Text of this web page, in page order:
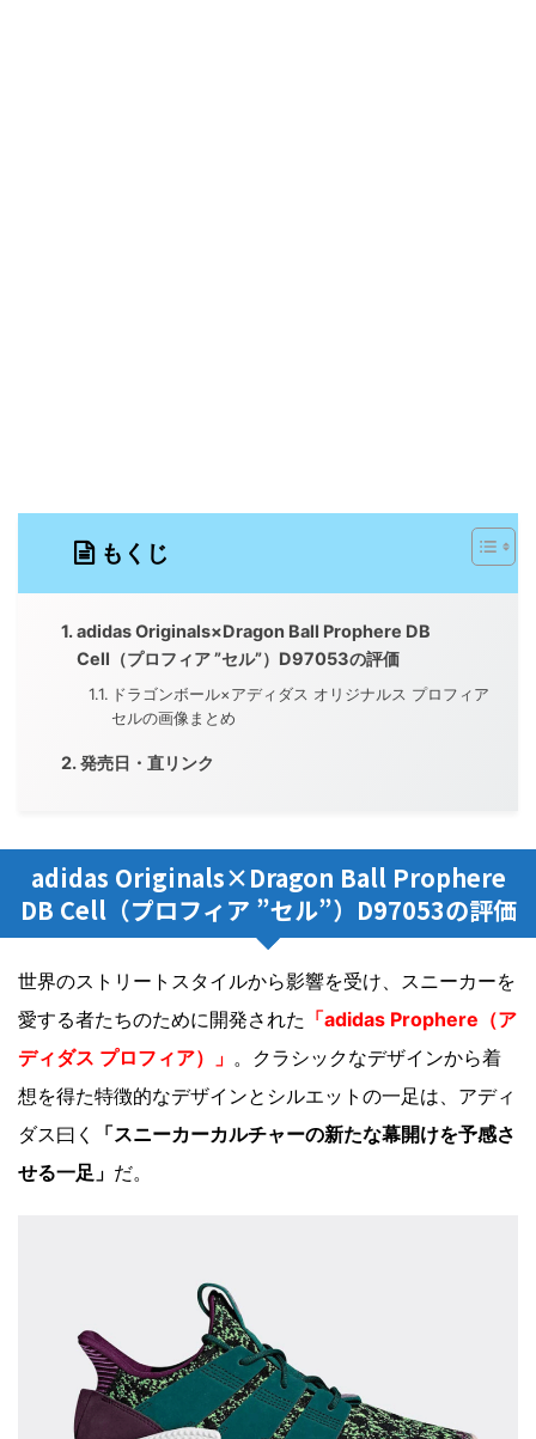
もくじ
adidas Originals×Dragon Ball Prophere DB
Cell（プロフィア ”セル”）D97053の評価
ドラゴンボール×アディダス オリジナルス プロフィア
セルの画像まとめ
発売日・直リンク
adidas Originals×Dragon Ball Prophere
DB Cell（プロフィア ”セル”）D97053の評価
世界のストリートスタイルから影響を受け、スニーカーを
愛する者たちのために開発された 「adidas Prophere（ア
ディダス プロフィア）」 。クラシックなデザインから着
想を得た特徴的なデザインとシルエットの一足は、アディ
ダス曰く
「スニーカーカルチャーの新たな幕開けを予感さ
せる一足」 だ。